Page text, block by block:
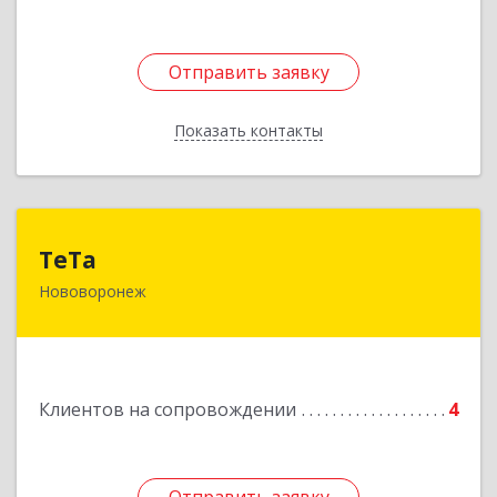
Отправить заявку
Показать контакты
Отправить заявку
Назад
ТеТа
Нововоронеж
Клиентов на сопровождении 4
396 073, Нововоронеж г, а/я, дом № 30